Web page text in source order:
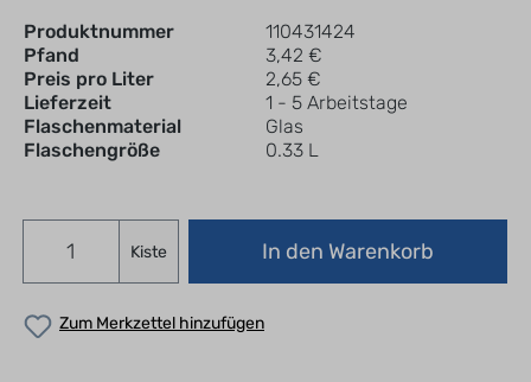
Produktnummer
110431424
Pfand
3,42 €
Preis pro Liter
2,65 €
Lieferzeit
1 - 5 Arbeitstage
Flaschenmaterial
Glas
Flaschengröße
0.33 L
Kiste In den Warenkorb
Zum Merkzettel hinzufügen